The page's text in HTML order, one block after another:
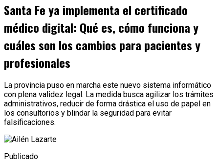
Santa Fe ya implementa el certificado
médico digital: Qué es, cómo funciona y
cuáles son los cambios para pacientes y
profesionales
La provincia puso en marcha este nuevo sistema informático
con plena validez legal. La medida busca agilizar los trámites
administrativos, reducir de forma drástica el uso de papel en
los consultorios y blindar la seguridad para evitar
falsificaciones.
Publicado